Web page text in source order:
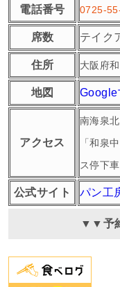
電話番号 0725-
席数 テイク
住所 大阪府
地図 Google
アクセス
南海泉
「和泉
ス停下
公式サイト パン工
▼▼予